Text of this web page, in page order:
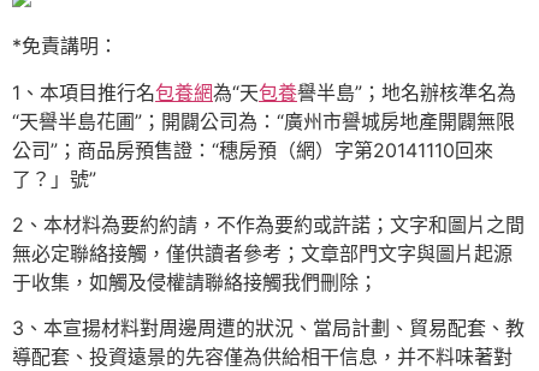
*免責講明：
1、本項目推行名包養網為“天包養譽半島”；地名辦核準名為
“天譽半島花圃”；開闢公司為：“廣州市譽城房地產開闢無限
公司”；商品房預售證：“穗房預（網）字第20141110回來
了？」號”
2、本材料為要約約請，不作為要約或許諾；文字和圖片之間
無必定聯絡接觸，僅供讀者參考；文章部門文字與圖片起源
于收集，如觸及侵權請聯絡接觸我們刪除；
3、本宣揚材料對周邊周遭的狀況、當局計劃、貿易配套、教
導配套、投資遠景的先容僅為供給相干信息，并不料味著對